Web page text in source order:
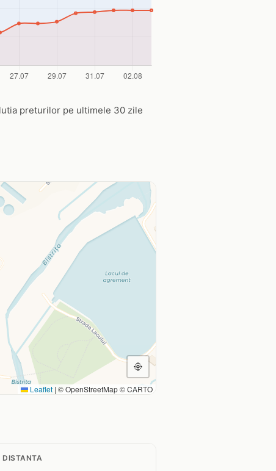
preturilor pe ultimele 30 zile
Leaflet | © OpenStreetMap © CARTO
DISTANTA